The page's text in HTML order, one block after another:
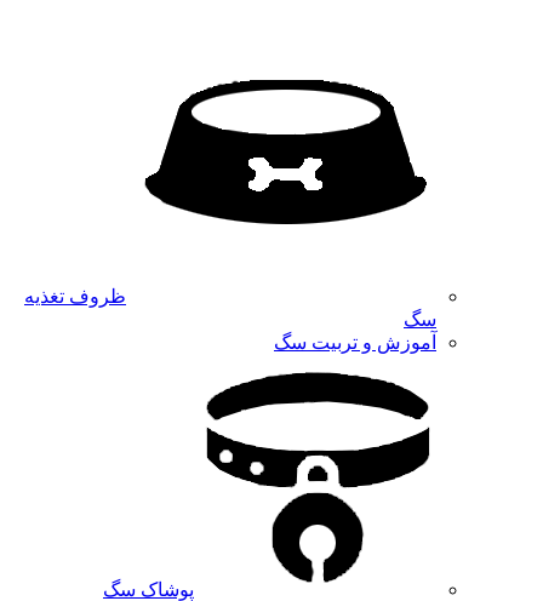
ظروف تغذیه
سگ
آموزش و تربیت سگ
پوشاک سگ